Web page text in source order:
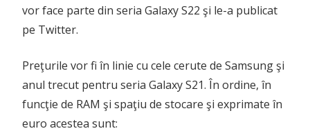
vor face parte din seria Galaxy S22 şi le-a publicat
pe Twitter.
Preţurile vor fi în linie cu cele cerute de Samsung şi
anul trecut pentru seria Galaxy S21. În ordine, în
funcţie de RAM şi spaţiu de stocare şi exprimate în
euro acestea sunt: